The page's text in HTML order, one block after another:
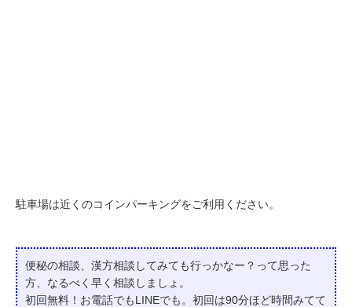
駐車場は近くのコインパーキングをご利用ください。
便秘の相談、漢方相談してみても行っかなー？って思った
方、なるべく早く相談しましょ。
初回無料！お電話でもLINEでも。初回は90分ほど時間みてて